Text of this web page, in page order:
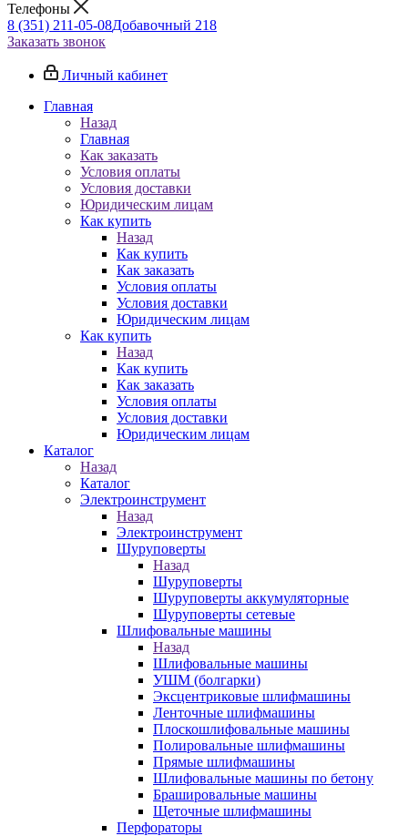
Телефоны
8 (351) 211-05-08Добавочный 218
Заказать звонок
Личный кабинет
Главная
Назад
Главная
Как заказать
Условия оплаты
Условия доставки
Юридическим лицам
Как купить
Назад
Как купить
Как заказать
Условия оплаты
Условия доставки
Юридическим лицам
Как купить
Назад
Как купить
Как заказать
Условия оплаты
Условия доставки
Юридическим лицам
Каталог
Назад
Каталог
Электроинструмент
Назад
Электроинструмент
Шуруповерты
Назад
Шуруповерты
Шуруповерты аккумуляторные
Шуруповерты сетевые
Шлифовальные машины
Назад
Шлифовальные машины
УШМ (болгарки)
Эксцентриковые шлифмашины
Ленточные шлифмашины
Плоскошлифовальные машины
Полировальные шлифмашины
Прямые шлифмашины
Шлифовальные машины по бетону
Брашировальные машины
Щеточные шлифмашины
Перфораторы